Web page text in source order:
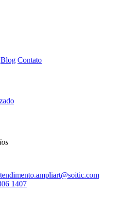
Blog Contato
1407